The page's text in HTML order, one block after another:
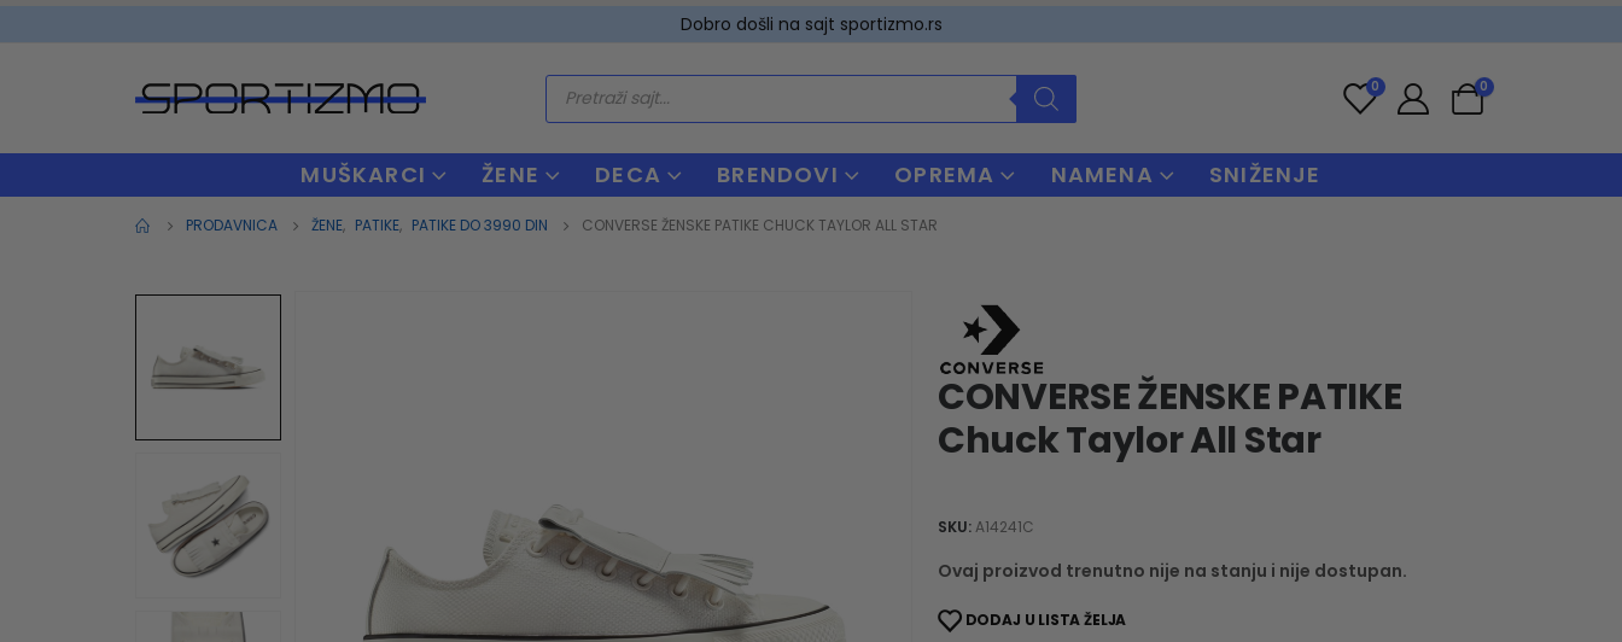
Dobro došli na sajt sportizmo.rs
Products
search
0 0
MUŠKARCI ŽENE DECA BRENDOVI OPREMA NAMENA SNIŽENJE
PRODAVNICA ŽENE, PATIKE, PATIKE DO 3990 DIN CONVERSE ŽENSKE PATIKE CHUCK TAYLOR ALL STAR
CONVERSE ŽENSKE PATIKE
Chuck Taylor All Star
SKU:A14241C
Ovaj proizvod trenutno nije na stanju i nije dostupan.
DODAJ U LISTA ŽELJA